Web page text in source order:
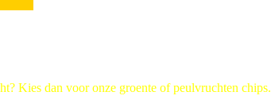
Kies dan voor onze groente of peulvruchten chips.